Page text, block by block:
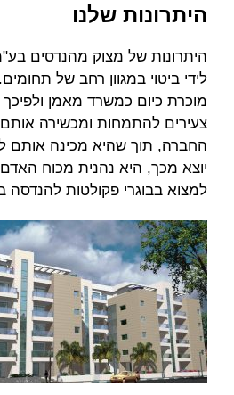
היתרונות שלנו
היתרונות של מצוק מהנדסים
לידי ביטוי במגוון רחב של
מוכרת כיום כמשרד מאמן
צעירים להתמחות ומכשירה
החברה, תוך שהיא מכינה אותם
יוצא מכך, היא נהנית מכוח האדם
למצוא בבוגרי פקולטות להנדסה